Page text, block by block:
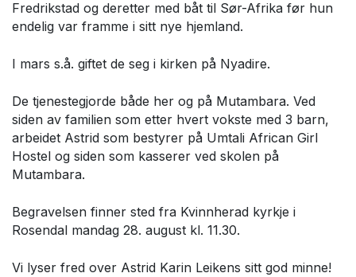
Fredrikstad og deretter med båt til Sør-Afrika før hun
endelig var framme i sitt nye hjemland.
I mars s.å. giftet de seg i kirken på Nyadire.
De tjenestegjorde både her og på Mutambara. Ved
siden av familien som etter hvert vokste med 3 barn,
arbeidet Astrid som bestyrer på Umtali African Girl
Hostel og siden som kasserer ved skolen på
Mutambara.
Begravelsen finner sted fra Kvinnherad kyrkje i
Rosendal mandag 28. august kl. 11.30.
Vi lyser fred over Astrid Karin Leikens sitt god minne!